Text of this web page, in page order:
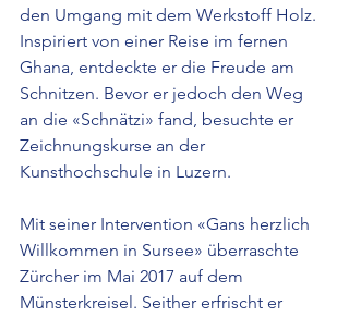
den Umgang mit dem Werkstoff Holz.
Inspiriert von einer Reise im fernen
Ghana, entdeckte er die Freude am
Schnitzen. Bevor er jedoch den Weg
an die «Schnätzi» fand, besuchte er
Zeichnungskurse an der
Kunsthochschule in Luzern.
Mit seiner Intervention «Gans herzlich
Willkommen in Sursee» überraschte
Zürcher im Mai 2017 auf dem
Münsterkreisel. Seither erfrischt er